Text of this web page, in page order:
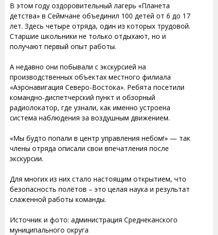
В этом году оздоровительный лагерь «Планета
детства» в Сеймчане объединил 100 детей от 6 до 17
лет. Здесь четыре отряда, один из которых трудовой.
Старшие школьники не только отдыхают, но и
получают первый опыт работы.
А недавно они побывали с экскурсией на
производственных объектах местного филиала
«Аэронавигация Северо-Востока». Ребята посетили
командно-диспетчерский пункт и обзорный
радиолокатор, где узнали, как именно устроена
система наблюдения за воздушным движением.
«Мы будто попали в центр управления небом!» — так
члены отряда описали свои впечатления после
экскурсии.
Для многих из них стало настоящим открытием, что
безопасность полётов – это целая наука и результат
слаженной работы команды.
Источник и фото: администрация Среднеканского
муниципального округа